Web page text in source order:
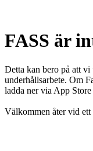
FASS är
Detta kan bero på att
underhållsarbete. Om
ladda ner via App
Välkommen åter vid ett